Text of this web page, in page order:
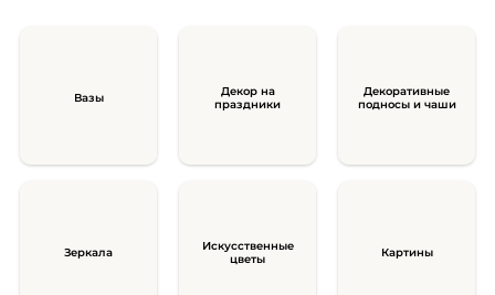
Вазы
Декор на
праздники
Декоративные
подносы и чаши
Зеркала
Искусственные
цветы
Картины